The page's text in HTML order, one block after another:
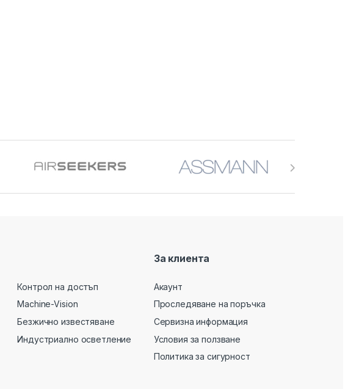
Контрол на достъп
Machine-Vision
Безжично известяване
Индустриално осветление
За клиента
Акаунт
Проследяване на поръчка
Сервизна информация
Условия за ползване
Политика за сигурност